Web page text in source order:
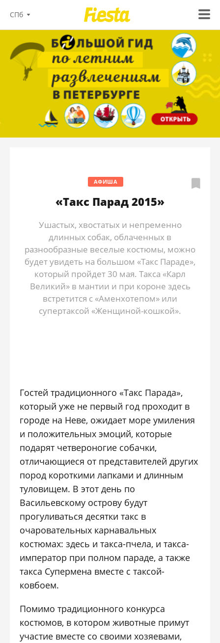
СПб
АФИША
«Такс Парад 2015»
Ушастых, хвостатых и непременно
длинных собак, облаченных в
разнообразные веселые костюмы, можно
будет увидеть на большом «Такс Параде»,
который пройдет 30 мая. Такса «Карл
Великий» в мантии и при короне здесь
встретится с «Аменхотепом» или
супертаксой «Женщиной-кошкой».
Гостей традиционного «Такс Парада»,
который уже не первый год проходит в
городе на Неве, ожидает море умиления
и положительных эмоций, которые
подарят четвероногие собачки,
отличающиеся от представителей других
пород короткими лапками и длинным
туловищем. В этот день по
Васильевскому острову будут
прогуливаться десятки такс в
очаровательных карнавальных
костюмах: здесь и такса-пчела, и такса-
император при полном параде, а также
такса Супермена вместе с таксой-
ковбоем.
Помимо традиционного конкурса
костюмов, в котором животные примут
участие вместе со своими хозяевами,